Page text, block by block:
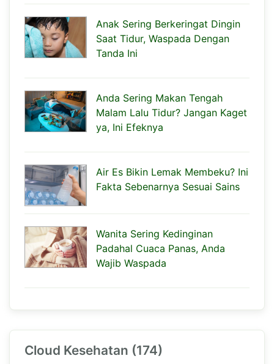
Anak Sering Berkeringat Dingin
Saat Tidur, Waspada Dengan
Tanda Ini
Anda Sering Makan Tengah
Malam Lalu Tidur? Jangan Kaget
ya, Ini Efeknya
Air Es Bikin Lemak Membeku? Ini
Fakta Sebenarnya Sesuai Sains
Wanita Sering Kedinginan
Padahal Cuaca Panas, Anda
Wajib Waspada
Cloud Kesehatan (174)